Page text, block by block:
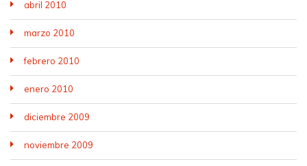
abril 2010
marzo 2010
febrero 2010
enero 2010
diciembre 2009
noviembre 2009